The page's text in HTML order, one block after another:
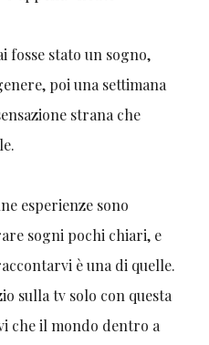
fosse stato un sogno,
poi una settimana
strana che
esperienze sono
sogni pochi chiari, e
è una di quelle.
sulla tv solo con questa
che il mondo dentro a